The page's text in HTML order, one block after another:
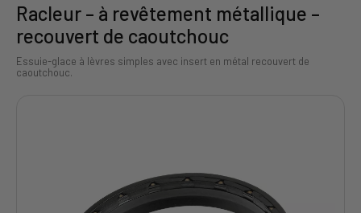
Racleur – à revêtement métallique –
recouvert de caoutchouc
Essuie-glace à lèvres simples avec insert en métal recouvert de
caoutchouc.